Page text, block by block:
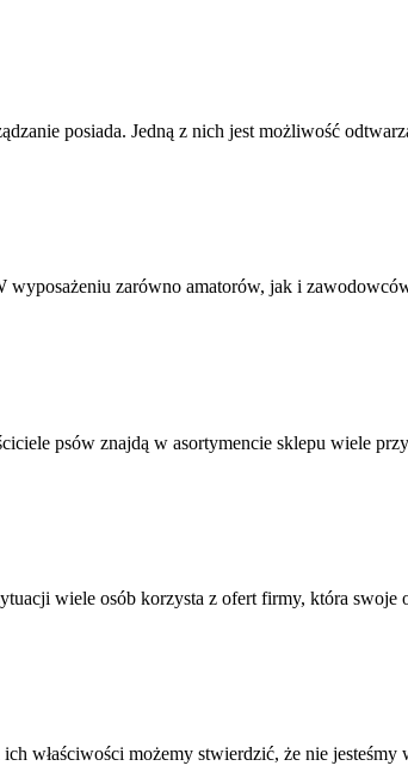
posiada. Jedną z nich jest możliwość
zarówno amatorów, jak i
psów znajdą w asortymencie sklepu wiele
wiele osób korzysta z ofert firmy, która swoje
właściwości możemy stwierdzić, że nie